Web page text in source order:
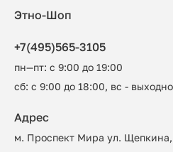
Этно-Шоп
+7(495)565-3105
пн—пт: с 9:00 до 19:00
сб: с 9:00 до 18:00, вс -
Адрес
м. Проспект Мира ул.